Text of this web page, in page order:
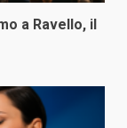
a Ravello, il